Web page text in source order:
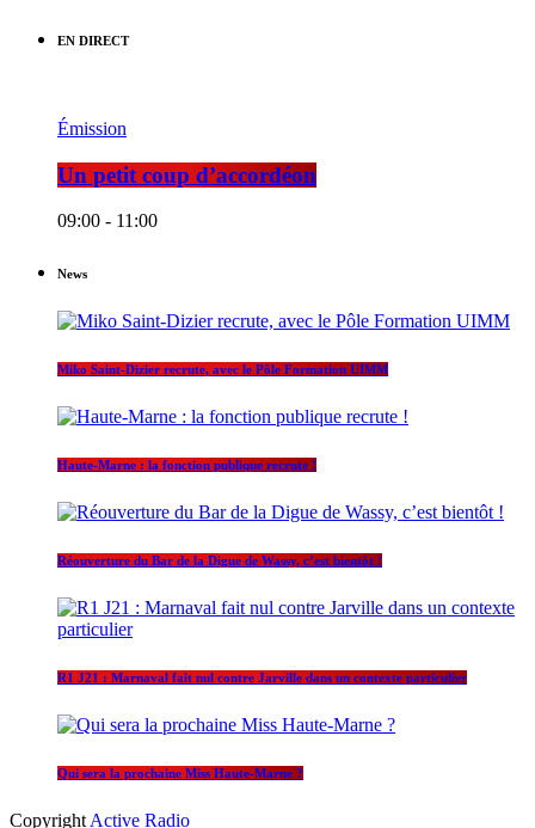
EN DIRECT
Émission
Un petit coup d’accordéon
09:00 - 11:00
News
Miko Saint-Dizier recrute, avec le Pôle Formation UIMM
Haute-Marne : la fonction publique recrute !
Réouverture du Bar de la Digue de Wassy, c’est bientôt !
R1 J21 : Marnaval fait nul contre Jarville dans un contexte particulier
Qui sera la prochaine Miss Haute-Marne ?
Copyright Active Radio